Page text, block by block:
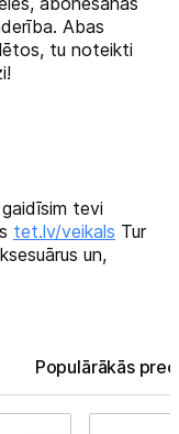
Abas
tu noteikti
tevi
tet.lv/veikals Tur
un,
Populārākās